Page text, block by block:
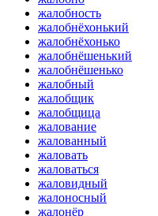
жалобность
жалобнёхонький
жалобнёхонько
жалобнёшенький
жалобнёшенько
жалобный
жалобщик
жалобщица
жалование
жалованный
жаловать
жаловаться
жаловидный
жалоносный
жалонёр